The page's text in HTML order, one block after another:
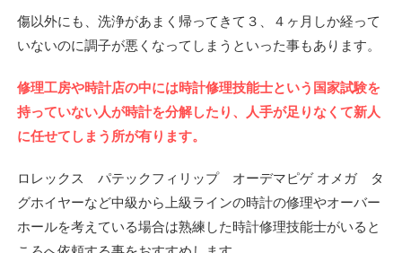
傷以外にも、洗浄があまく帰ってきて３、４ヶ月しか経って
いないのに調子が悪くなってしまうといった事もあります。
修理工房や時計店の中には時計修理技能士という国家試験を
持っていない人が時計を分解したり、人手が足りなくて新人
に任せてしまう所が有ります。
ロレックス パテックフィリップ オーデマピゲ オメガ タ
グホイヤーなど中級から上級ラインの時計の修理やオーバー
ホールを考えている場合は熟練した時計修理技能士がいると